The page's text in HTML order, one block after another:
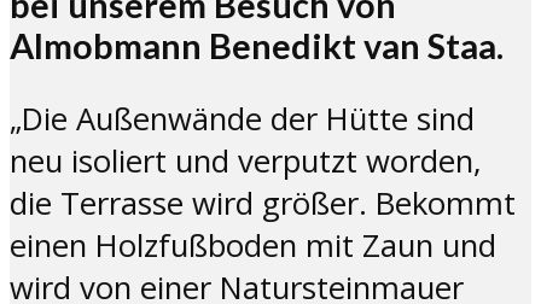
Almobmann Benedikt van Staa.
„Die Außenwände der Hütte sind
neu isoliert und verputzt worden,
die Terrasse wird größer. Bekommt
einen Holzfußboden mit Zaun und
wird von einer Natursteinmauer